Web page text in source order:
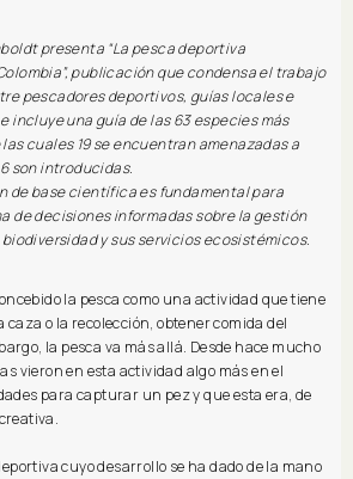
presenta “La pesca deportiva
publicación que condensa el trabajo
pescadores deportivos, guías locales e
incluye una guía de las 63 especies más
cuales 19 se encuentran amenazadas a
son introducidas.
de base científica es fundamental para
de decisiones informadas sobre la gestión
y sus servicios ecosistémicos.
la pesca como una actividad que tiene
o la recolección, obtener comida del
la pesca va más allá. Desde hace mucho
vieron en esta actividad algo más en el
para capturar un pez y que esta era, de
cuyo desarrollo se ha dado de la mano